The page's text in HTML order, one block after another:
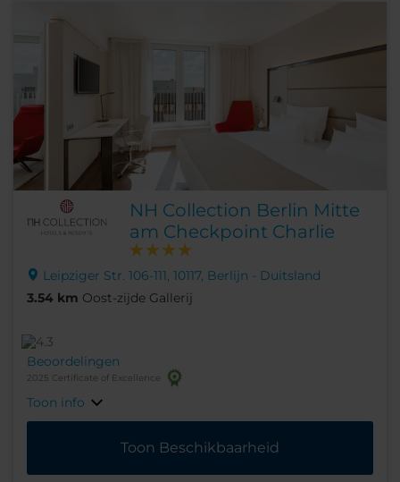
NH Collection Berlin Mitte
am Checkpoint Charlie
Leipziger Str. 106-111, 10117, Berlijn - Duitsland
3.54 km Oost-zijde Gallerij
Beoordelingen
2025 Certificate of Excellence
Toon info
Toon Beschikbaarheid